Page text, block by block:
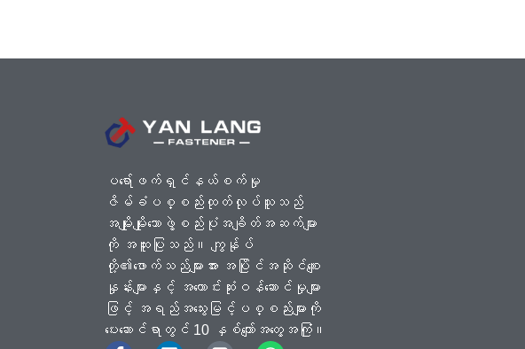
ပရော်ဖက်ရှင်နယ်စက်မှု
ဇိမ်ခံပစ္စည်းထုတ်လုပ်သူသည်
အမျိုးမျိုးသောဖွဲ့စည်းပုံအချိတ်အဆက်များ
ကို အထူးပြုသည်။ ကျွန်ုပ်
တို့၏ဖောက်သည်များအား အပြိုင်အဆိုင်စျေး
နှုန်းများနှင့် အကောင်းဆုံးဝန်ဆောင်မှုများ
ဖြင့် အရည်အသွေးမြင့်ပစ္စည်းများကို
ပေးဆောင်ရာတွင် 10 နှစ်ကျော်အတွေ့အကြုံ။